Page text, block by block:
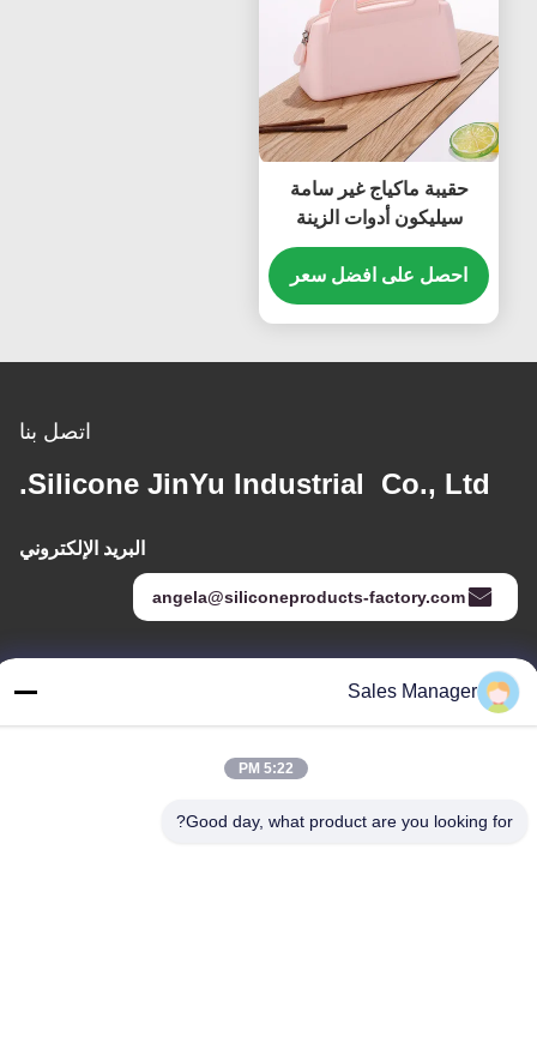
حقيبة ماكياج غير سامة
سيليكون أدوات الزينة
متعددة الأغراض مانعة
للتسرب
احصل على افضل سعر
اتصل بنا
Silicone JinYu Industrial Co., Ltd.
البريد الإلكتروني
angela@siliconeproducts-factory.com
عنواننا Sales Manager
5:22 PM
Good day, what product are you looking for?